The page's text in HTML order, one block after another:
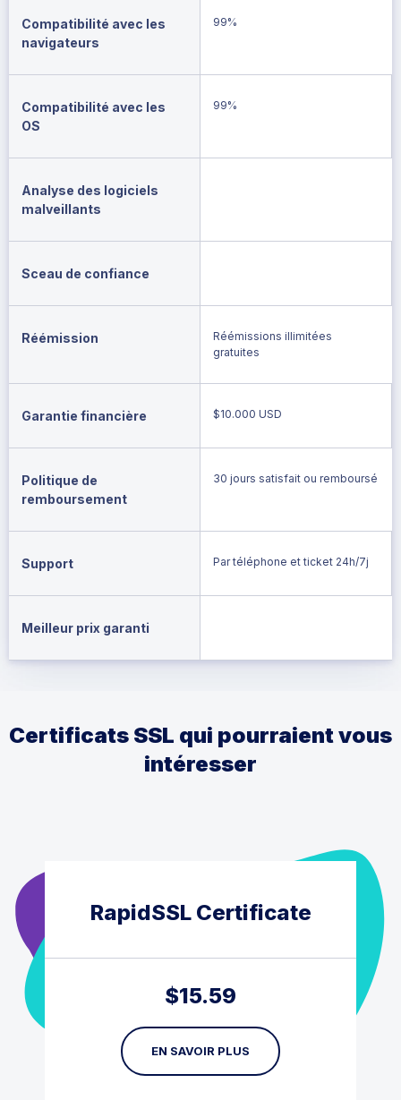
Compatibilité avec les
navigateurs
99%
Compatibilité avec les
OS
99%
Analyse des logiciels
malveillants
Sceau de confiance
Réémission
Réémissions illimitées
gratuites
Garantie financière $10.000 USD
Politique de
remboursement
30 jours satisfait ou remboursé
Support Par téléphone et ticket 24h/7j
Meilleur prix garanti
Certificats SSL qui pourraient vous
intéresser
RapidSSL Certificate
$15.59
EN SAVOIR PLUS